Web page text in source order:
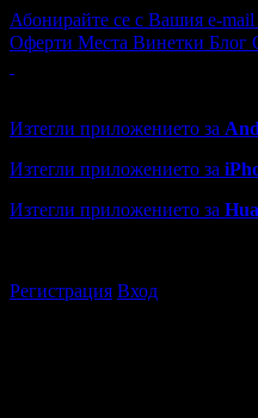
Абонирайте се с Вашия e-mail
Оферти Места Винетки Блог
Изтегли приложението за
Изтегли приложението за
Изтегли приложението за
Регистрация Вход